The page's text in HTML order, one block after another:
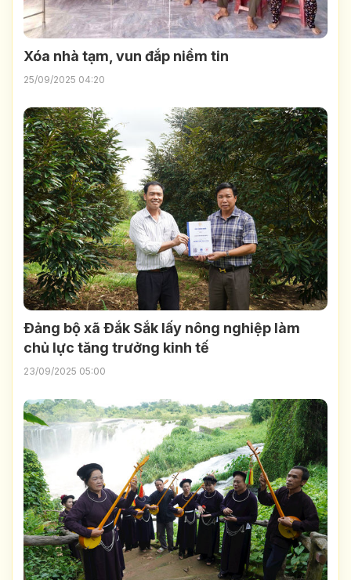
Xóa nhà tạm, vun đắp niềm tin
25/09/2025 04:20
Ðảng bộ xã Ðắk Sắk lấy nông nghiệp làm
chủ lực tăng trưởng kinh tế
23/09/2025 05:00